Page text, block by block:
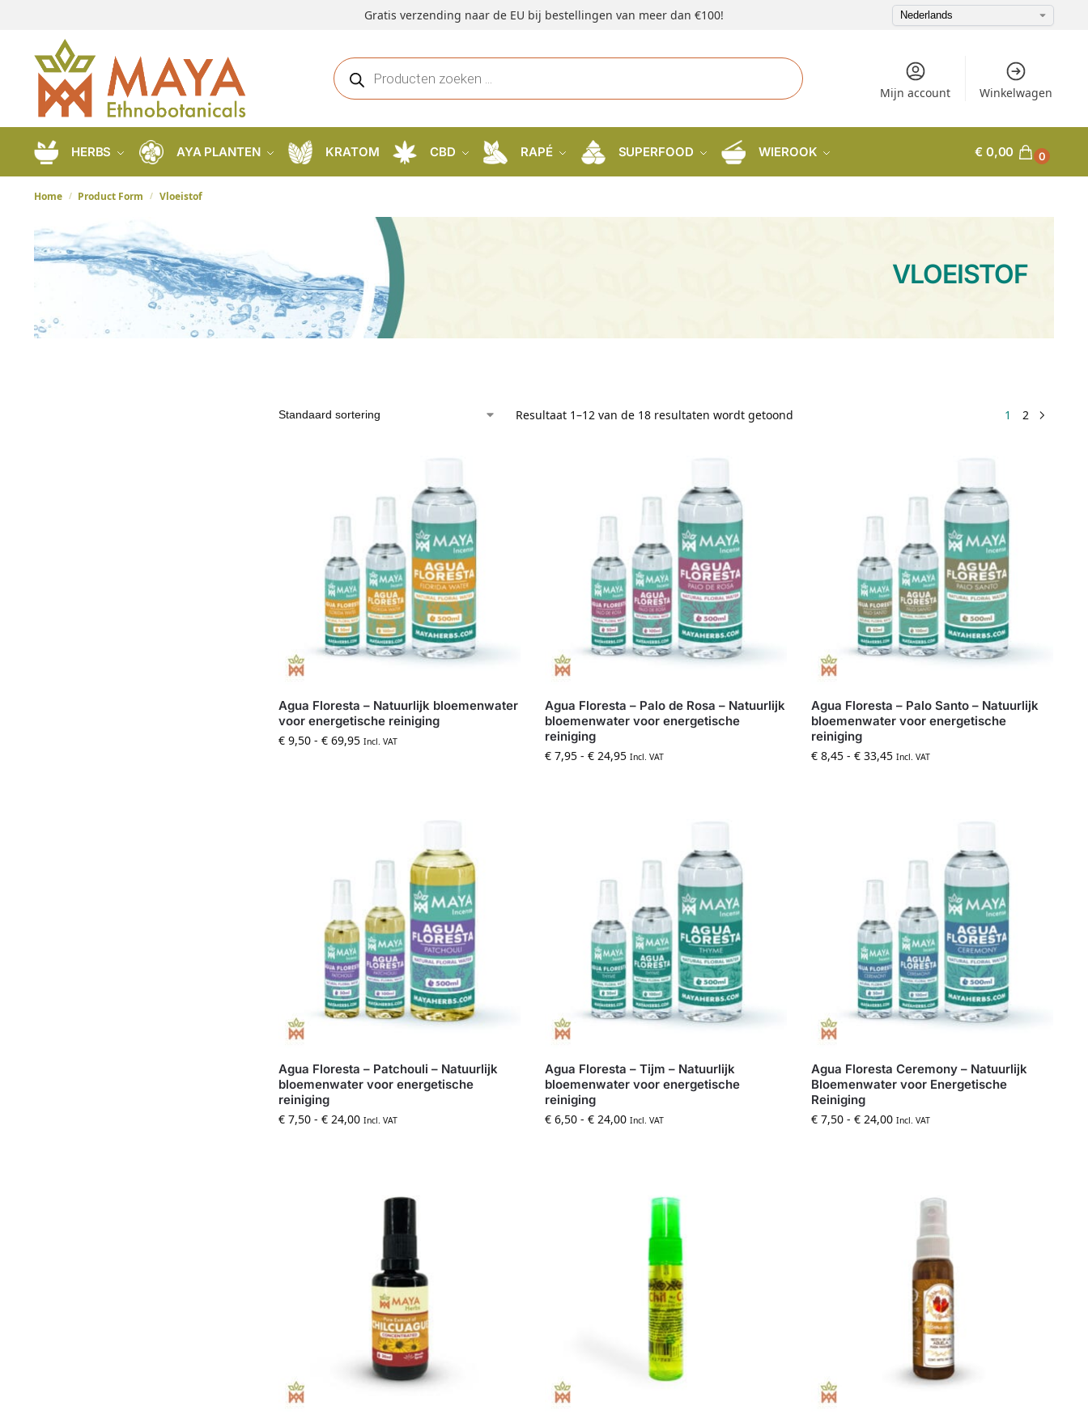
Gratis verzending naar de EU bij bestellingen van meer dan €100!
Mijn account Winkelwagen
HERBS AYA PLANTEN KRATOM CBD RAPÉ SUPERFOOD WIEROOK € 0,00 0
Home / Product Form / Vloeistof
VLOEISTOF
Resultaat 1–12 van de 18 resultaten wordt getoond 1 2
Agua Floresta – Natuurlijk bloemenwater
voor energetische reiniging
€ 9,50 - € 69,95 Incl. VAT
Agua Floresta – Palo de Rosa – Natuurlijk
bloemenwater voor energetische
reiniging
€ 7,95 - € 24,95 Incl. VAT
Agua Floresta – Palo Santo – Natuurlijk
bloemenwater voor energetische
reiniging
€ 8,45 - € 33,45 Incl. VAT
Agua Floresta – Patchouli – Natuurlijk
bloemenwater voor energetische
reiniging
€ 7,50 - € 24,00 Incl. VAT
Agua Floresta – Tijm – Natuurlijk
bloemenwater voor energetische
reiniging
€ 6,50 - € 24,00 Incl. VAT
Agua Floresta Ceremony – Natuurlijk
Bloemenwater voor Energetische
Reiniging
€ 7,50 - € 24,00 Incl. VAT